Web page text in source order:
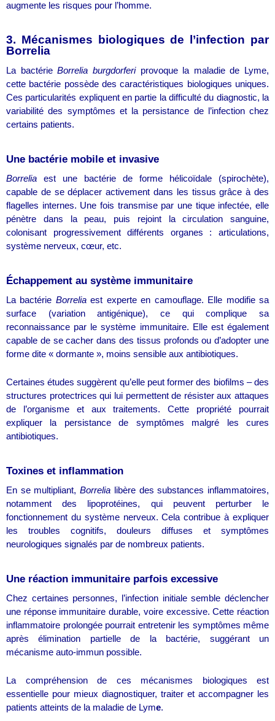
augmente les risques pour l’homme.
3. Mécanismes biologiques de l’infection par
Borrelia
La bactérieBorrelia burgdorferiprovoque la maladie de Lyme,
cette bactérie possède des caractéristiques biologiques uniques.
Ces particularités expliquent en partie la difficulté du diagnostic, la
variabilité des symptômes et la persistance de l’infection chez
certains patients.
Une bactérie mobile et invasive
Borrelia est une bactérie de forme hélicoïdale (spirochète),
capable de se déplacer activement dans les tissus grâce à des
flagelles internes. Une fois transmise par une tique infectée, elle
pénètre dans la peau, puis rejoint la circulation sanguine,
colonisant progressivement différents organes : articulations,
système nerveux, cœur, etc.
Échappement au système immunitaire
La bactérie Borreliaest experte en camouflage. Elle modifie sa
surface (variation antigénique), ce qui complique sa
reconnaissance par le système immunitaire. Elle est également
capable de se cacher dans des tissus profonds ou d’adopter une
forme dite « dormante », moins sensible aux antibiotiques.
Certaines études suggèrent qu’elle peut former des biofilms – des
structures protectrices qui lui permettent de résister aux attaques
de l’organisme et aux traitements. Cette propriété pourrait
expliquer la persistance de symptômes malgré les cures
antibiotiques.
Toxines et inflammation
En se multipliant,Borrelia libère des substances inflammatoires,
notamment des lipoprotéines, qui peuvent perturber le
fonctionnement du système nerveux. Cela contribue à expliquer
les troubles cognitifs, douleurs diffuses et symptômes
neurologiques signalés par de nombreux patients.
Une réaction immunitaire parfois excessive
Chez certaines personnes, l’infection initiale semble déclencher
une réponse immunitaire durable, voire excessive. Cette réaction
inflammatoire prolongée pourrait entretenir les symptômes même
après élimination partielle de la bactérie, suggérant un
mécanisme auto-immun possible.
La compréhension de ces mécanismes biologiques est
essentielle pour mieux diagnostiquer, traiter et accompagner les
patients atteints de la maladie de Lyme.